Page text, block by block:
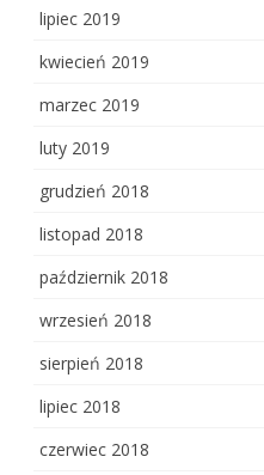
lipiec 2019
kwiecień 2019
marzec 2019
luty 2019
grudzień 2018
listopad 2018
październik 2018
wrzesień 2018
sierpień 2018
lipiec 2018
czerwiec 2018